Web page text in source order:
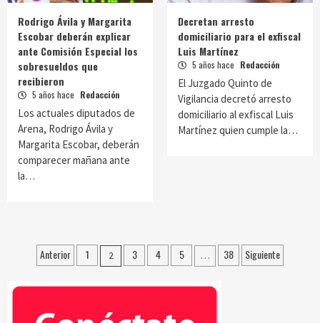
Rodrigo Ávila y Margarita
Escobar deberán explicar
ante Comisión Especial los
sobresueldos que
recibieron
5 años hace Redacción
Los actuales diputados de
Arena, Rodrigo Ávila y
Margarita Escobar, deberán
comparecer mañana ante
la…
Decretan arresto
domiciliario para el exfiscal
Luis Martínez
5 años hace Redacción
El Juzgado Quinto de
Vigilancia decretó arresto
domiciliario al exfiscal Luis
Martínez quien cumple la…
Paginación
de
entradas
Anterior 1 2 3 4 5 … 38 Siguiente